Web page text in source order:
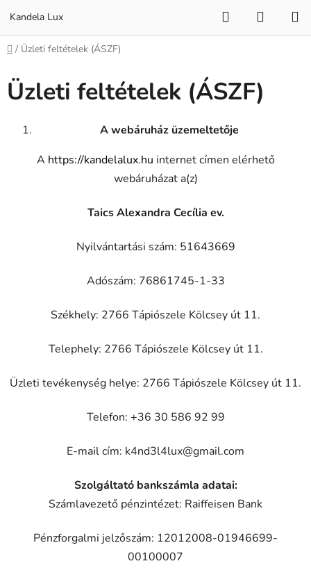
fő
tartalomhoz
Kandela Lux KeresésKOSÁR
Kezdőlap
/ Üzleti feltételek (ÁSZF)
Üzleti feltételek (ÁSZF)
A webáruház üzemeltetője
A https://kandelalux.hu internet címen elérhető
webáruházat a(z)
Taics Alexandra Cecília ev.
Nyilvántartási szám: 51643669
Adószám: 76861745-1-33
Székhely: 2766 Tápiószele Kölcsey út 11.
Telephely: 2766 Tápiószele Kölcsey út 11.
Üzleti tevékenység helye: 2766 Tápiószele Kölcsey út 11.
Telefon: +36 30 586 92 99
E-mail cím: k4nd3l4lux@gmail.com
Szolgáltató bankszámla adatai:
Számlavezető pénzintézet: Raiffeisen Bank
Pénzforgalmi jelzőszám: 12012008-01946699-
00100007